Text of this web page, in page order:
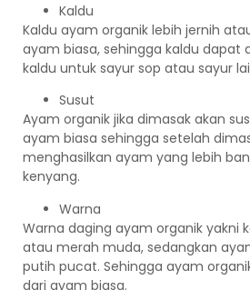
Kaldu
Kaldu ayam organik lebih jernih
ayam biasa, sehingga kaldu dapat
kaldu untuk sayur sop atau sayur
Susut
Ayam organik jika dimasak akan
ayam biasa sehingga setelah
menghasilkan ayam yang lebih
kenyang.
Warna
Warna daging ayam organik yakni
atau merah muda, sedangkan
putih pucat. Sehingga ayam
dari ayam biasa.